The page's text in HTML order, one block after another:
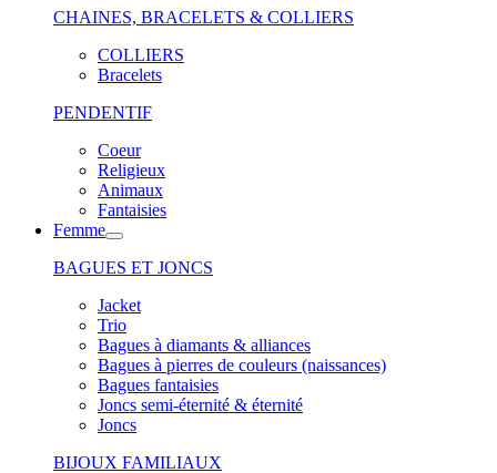
CHAINES, BRACELETS & COLLIERS
COLLIERS
Bracelets
PENDENTIF
Coeur
Religieux
Animaux
Fantaisies
Femme
BAGUES ET JONCS
Jacket
Trio
Bagues à diamants & alliances
Bagues à pierres de couleurs (naissances)
Bagues fantaisies
Joncs semi-éternité & éternité
Joncs
BIJOUX FAMILIAUX